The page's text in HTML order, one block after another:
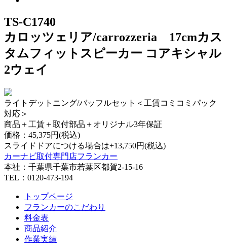
TS-C1740
カロッツェリア/carrozzeria 17cmカス
タムフィットスピーカー コアキシャル
2ウェイ
ライトデットニング/バッフルセット＜工賃コミコミパック
対応＞
商品＋工賃＋取付部品＋オリジナル3年保証
価格： 45,375円(税込)
スライドドアにつける場合は+13,750円(税込)
カーナビ取付専⾨店フランカー
本社：千葉県千葉市若葉区都賀2-15-16
TEL：0120-473-194
トップページ
フランカーのこだわり
料金表
商品紹介
作業実績